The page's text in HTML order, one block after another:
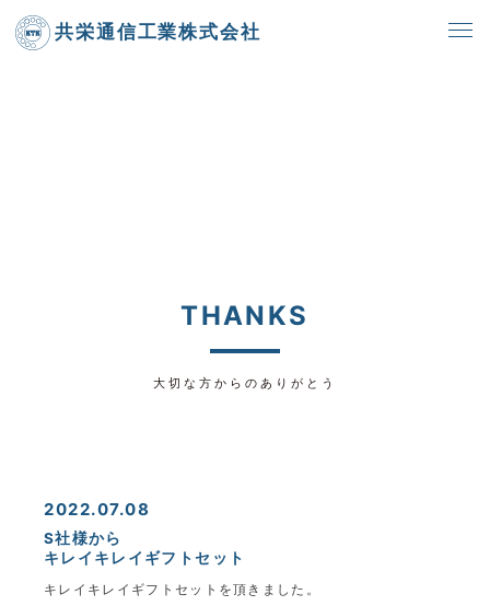
共栄通信工業株式会社
THANKS
大切な方からのありがとう
2022.07.08
S社様から
キレイキレイギフトセット
キレイキレイギフトセットを頂きました。